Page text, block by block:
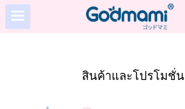
สินค้าและโปรโมชั่น